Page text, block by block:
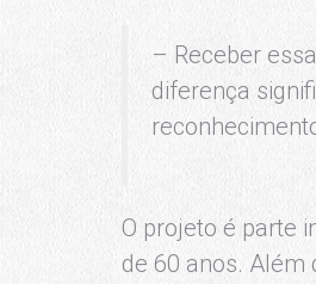
– Receber
diferença
O projeto é parte
de 60 anos. Além